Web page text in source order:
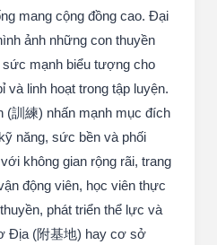
mang cộng đồng cao. Đại
ảnh những con thuyền
sức mạnh biểu tượng cho
và linh hoạt trong tập luyện.
(訓練) nhấn mạnh mục đích
năng, sức bền và phối
không gian rộng rãi, trang
động viên, học viên thực
phát triển thể lực và
Địa (附基地) hay cơ sở